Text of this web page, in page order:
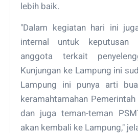
lebih baik.
"Dalam kegiatan hari ini
internal untuk keputusan
anggota terkait
Kunjungan ke Lampung ini
Lampung ini punya arti
keramahtamahan
dan juga teman-teman
akan kembali ke Lampung,"